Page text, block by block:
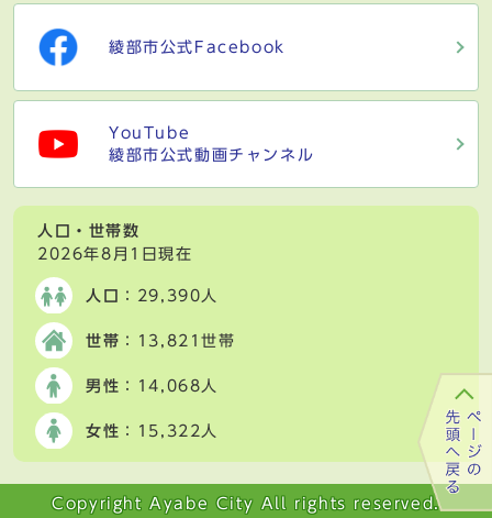
綾部市公式Facebook
YouTube
綾部市公式動画チャンネル
人口・世帯数
2026年8月1日現在
人口 ：29,390人
世帯 ：13,821世帯
男性 ：14,068人
女性 ：15,322人
Copyright Ayabe City All rights reserved.